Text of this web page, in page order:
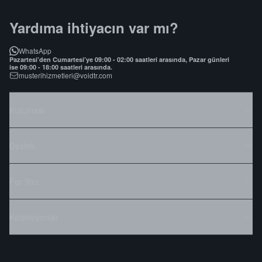
Yardıma ihtiyacın var mı?
WhatsApp
Pazartesi’den Cumartesi’ye 09:00 - 02:00 saatleri arasında, Pazar günleri
ise 09:00 - 18:00 saatleri arasında.
musterihizmetleri@voidtr.com